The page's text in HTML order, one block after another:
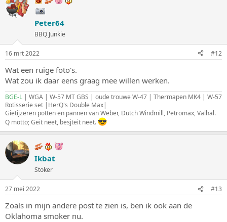
Peter64
BBQ Junkie
16 mrt 2022 #12
Wat een ruige foto's.
Wat zou ik daar eens graag mee willen werken.
BGE-L | WGA | W-57 MT GBS | oude trouwe W-47 | Thermapen MK4 | W-57
Rotisserie set |HerQ's Double Max|
Gietijzeren potten en pannen van Weber, Dutch Windmill, Petromax, Valhal.
Q motto; Geit neet, besjteit neet.
Ikbat
Stoker
27 mei 2022 #13
Zoals in mijn andere post te zien is, ben ik ook aan de
Oklahoma smoker nu.